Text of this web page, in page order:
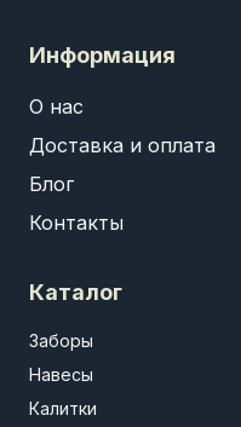
Информация
О нас
Доставка и оплата
Блог
Контакты
Каталог
Заборы
Навесы
Калитки